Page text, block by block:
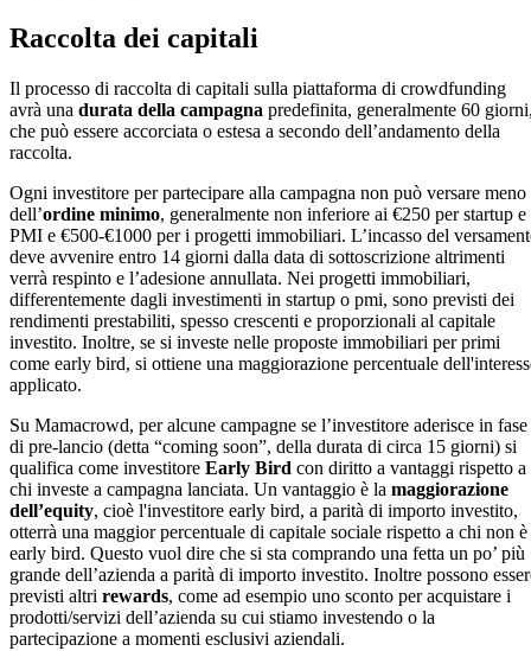
Raccolta dei capitali
Il processo di raccolta di capitali sulla piattaforma di crowdfunding
avrà una durata della campagna predefinita, generalmente 60
che può essere accorciata o estesa a secondo dell’andamento della
raccolta.
Ogni investitore per partecipare alla campagna non può versare meno
dell’ordine minimo, generalmente non inferiore ai €250 per startup e
PMI e €500-€1000 per i progetti immobiliari. L’incasso del
deve avvenire entro 14 giorni dalla data di sottoscrizione altrimenti
verrà respinto e l’adesione annullata. Nei progetti immobiliari,
differentemente dagli investimenti in startup o pmi, sono previsti dei
rendimenti prestabiliti, spesso crescenti e proporzionali al capitale
investito. Inoltre, se si investe nelle proposte immobiliari per primi
come early bird, si ottiene una maggiorazione percentuale
applicato.
Su Mamacrowd, per alcune campagne se l’investitore aderisce in fase
di pre-lancio (detta “coming soon”, della durata di circa 15 giorni) si
qualifica come investitore Early Bird con diritto a vantaggi rispetto a
chi investe a campagna lanciata. Un vantaggio è la maggiorazione
dell’equity, cioè l'investitore early bird, a parità di importo investito,
otterrà una maggior percentuale di capitale sociale rispetto a chi non è
early bird. Questo vuol dire che si sta comprando una fetta un po’ più
grande dell’azienda a parità di importo investito. Inoltre possono
previsti altri rewards, come ad esempio uno sconto per acquistare i
prodotti/servizi dell’azienda su cui stiamo investendo o la
partecipazione a momenti esclusivi aziendali.